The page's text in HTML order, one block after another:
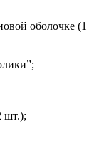
оболочке (1
шт.);